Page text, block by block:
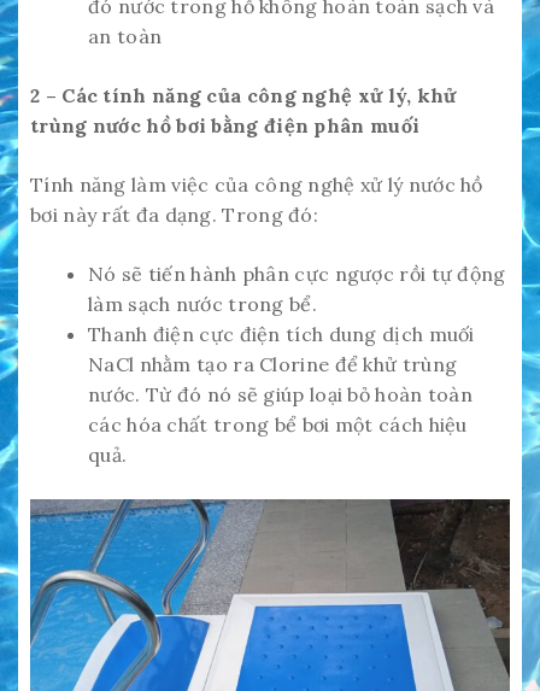
đó nước trong hồ không hoàn toàn sạch và
an toàn
2 – Các tính năng của công nghệ xử lý, khử
trùng nước hồ bơi bằng điện phân muối
Tính năng làm việc của công nghệ xử lý nước hồ
bơi này rất đa dạng. Trong đó:
Nó sẽ tiến hành phân cực ngược rồi tự động
làm sạch nước trong bể.
Thanh điện cực điện tích dung dịch muối
NaCl nhằm tạo ra Clorine để khử trùng
nước. Từ đó nó sẽ giúp loại bỏ hoàn toàn
các hóa chất trong bể bơi một cách hiệu
quả.